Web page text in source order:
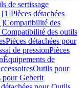
de sertissage
[1]Pièces détachées
Compatibilité des
Compatibilité des outils
Pièces détachées pour
de pressionPièces
Équipements de
Outils pour
pour Geberit